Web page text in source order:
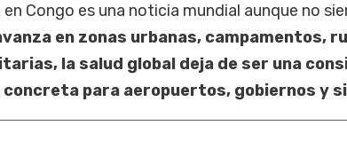
en Congo es una noticia mundial aunque no
en zonas urbanas, campamentos,
la salud global deja de ser una
concreta para aeropuertos, gobiernos y